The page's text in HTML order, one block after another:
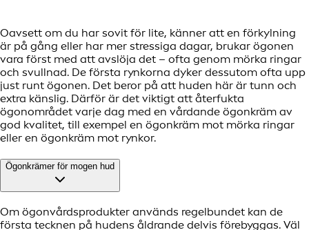
Oavsett om du har sovit för lite, känner att en förkylning
är på gång eller har mer stressiga dagar, brukar ögonen
vara först med att avslöja det – ofta genom mörka ringar
och svullnad. De första rynkorna dyker dessutom ofta upp
just runt ögonen. Det beror på att huden här är tunn och
extra känslig. Därför är det viktigt att återfukta
ögonområdet varje dag med en vårdande ögonkräm av
god kvalitet, till exempel en ögonkräm mot mörka ringar
eller en ögonkräm mot rynkor.
Ögonkrämer för mogen hud
Om ögonvårdsprodukter används regelbundet kan de
första tecknen på hudens åldrande delvis förebyggas. Väl